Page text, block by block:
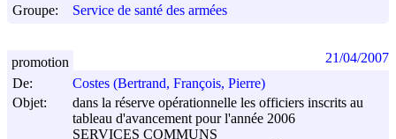
Groupe:
Service de santé des armées
De:
Costes (Bertrand, François, Pierre)
Objet:
dans la réserve opérationnelle les officiers inscrits au
tableau d'avancement pour l'année 2006
SERVICES COMMUNS
promotion 21/04/2007